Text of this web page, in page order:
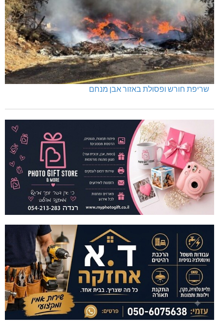
שריפת חורש ופסולת באזור אבן מנחם